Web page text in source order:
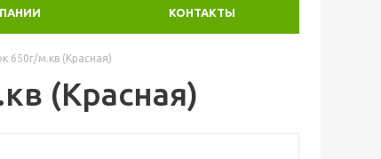
КОНТАКТЫ
650г/м.кв (Красная)
(Красная)